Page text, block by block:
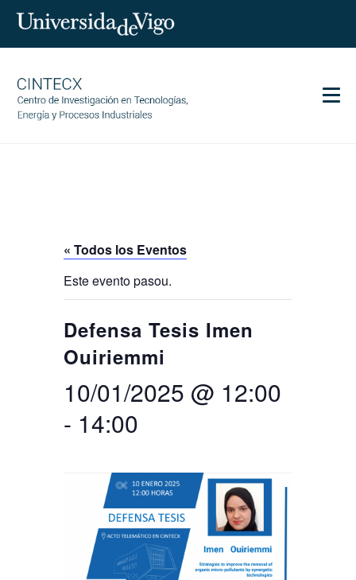
Servicios
Comunicación
Igualdad
Search
Buscar
por:
BUSCAR
TwitterInstagramYoutubeLinkedin
« Todos los Eventos
Este evento pasou.
Defensa Tesis Imen
Ouiriemmi
10/01/2025 @ 12:00
- 14:00